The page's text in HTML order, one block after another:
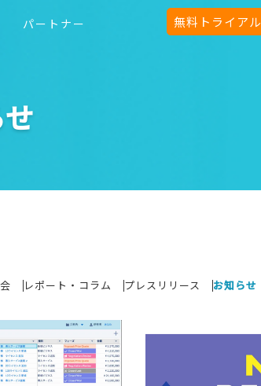
パートナー 無料トライアル
レポート・コラム プレスリリース お知らせ